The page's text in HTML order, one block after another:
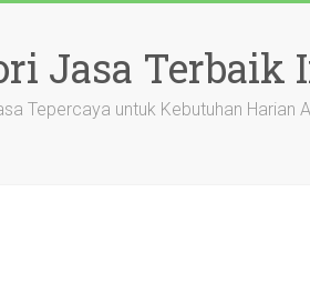
Jasa Terbaik
Tepercaya untuk Kebutuhan Harian